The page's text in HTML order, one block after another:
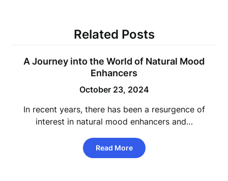
Related Posts
A Journey into the World of Natural Mood
Enhancers
October 23, 2024
In recent years, there has been a resurgence of
interest in natural mood enhancers and…
Read More